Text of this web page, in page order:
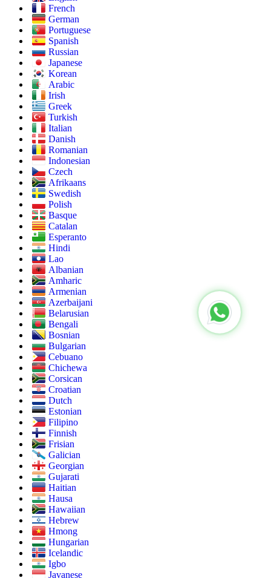
French
German
Portuguese
Spanish
Russian
Japanese
Korean
Arabic
Irish
Greek
Turkish
Italian
Danish
Romanian
Indonesian
Czech
Afrikaans
Swedish
Polish
Basque
Catalan
Esperanto
Hindi
Lao
Albanian
Amharic
Armenian
Azerbaijani
Belarusian
Bengali
Bosnian
Bulgarian
Cebuano
Chichewa
Corsican
Croatian
Dutch
Estonian
Filipino
Finnish
Frisian
Galician
Georgian
Gujarati
Haitian
Hausa
Hawaiian
Hebrew
Hmong
Hungarian
Icelandic
Igbo
Javanese